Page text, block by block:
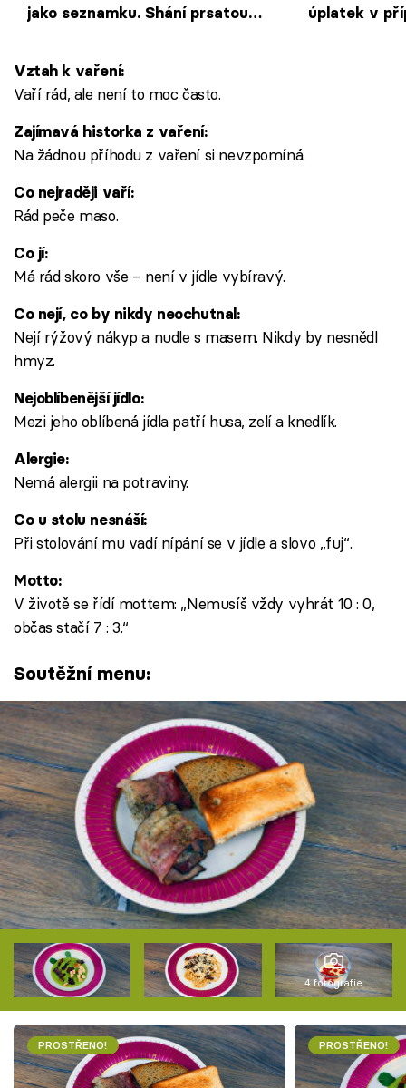
jako seznamku. Shání prsatou
úplatek v
Vztah k vaření:
Vaří rád, ale není to moc často.
Zajímavá historka z vaření:
Na žádnou příhodu z vaření si nevzpomíná.
Co nejraději vaří:
Rád peče maso.
Co jí:
Má rád skoro vše – není v jídle vybíravý.
Co nejí, co by nikdy neochutnal:
Nejí rýžový nákyp a nudle s masem. Nikdy by nesnědl
hmyz.
Nejoblíbenější jídlo:
Mezi jeho oblíbená jídla patří husa, zelí a knedlík.
Alergie:
Nemá alergii na potraviny.
Co u stolu nesnáší:
Při stolování mu vadí nípání se v jídle a slovo „fuj“.
Motto:
V životě se řídí mottem: „Nemusíš vždy vyhrát 10 : 0,
občas stačí 7 : 3.“
Soutěžní menu:
4 fotografie
PROSTŘENO! PROSTŘENO!